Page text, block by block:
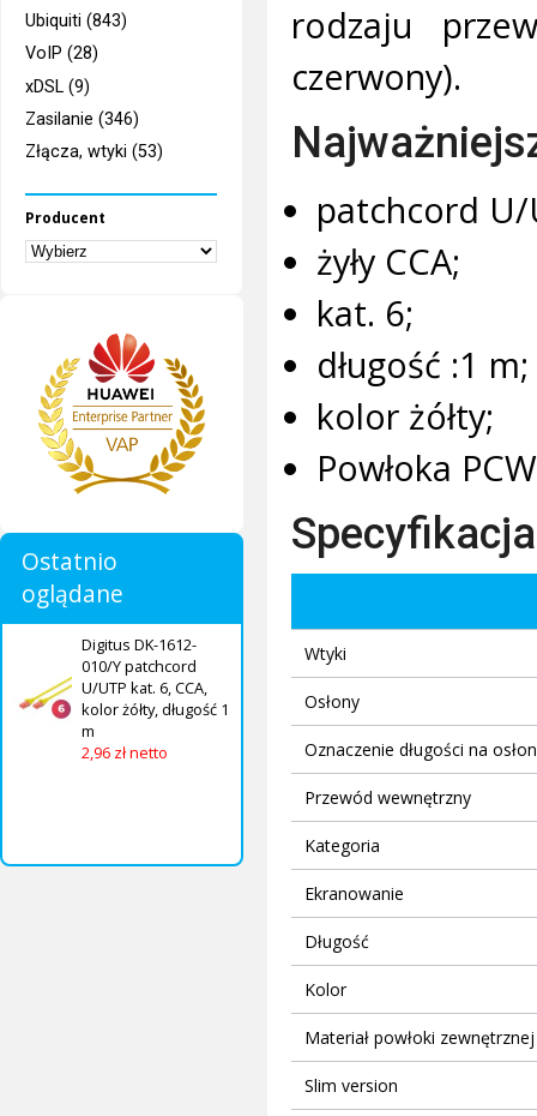
Ubiquiti (843)
VoIP (28)
xDSL (9)
Zasilanie (346)
Złącza, wtyki (53)
Producent
Ostatnio
oglądane
Digitus DK-1612-
010/Y patchcord
U/UTP kat. 6, CCA,
kolor żółty, długość 1
m
2,96 zł netto
rodzaju
czerwony).
patchcord U/
żyły CCA;
kat. 6;
długość :1 m;
kolor żółty;
Powłoka
Specyfikacja
Wtyki
Osłony
Oznaczenie długości na
Przewód wewnętrzny
Kategoria
Ekranowanie
Długość
Kolor
Materiał powłoki zewnętrznej
Slim version